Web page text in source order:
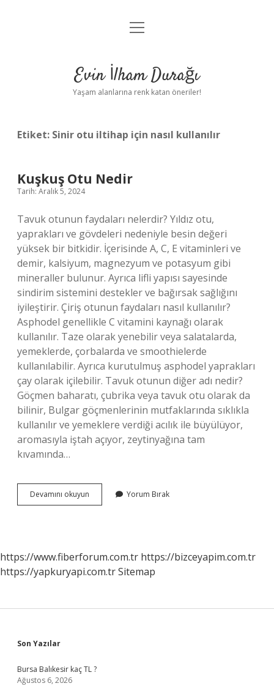
Anasayfa
Yasal Uyarı
menüyü
Evin İlham Durağı
Yaşam alanlarına renk katan öneriler!
Etiket: Sinir otu iltihap için nasıl kullanılır
Kuşkuş Otu Nedir
Tarih: Aralık 5, 2024
Tavuk otunun faydaları nelerdir? Yıldız otu,
yaprakları ve gövdeleri nedeniyle besin değeri
yüksek bir bitkidir. İçerisinde A, C, E vitaminleri ve
demir, kalsiyum, magnezyum ve potasyum gibi
mineraller bulunur. Ayrıca lifli yapısı sayesinde
sindirim sistemini destekler ve bağırsak sağlığını
iyileştirir. Çiriş otunun faydaları nasıl kullanılır?
Asphodel genellikle C vitamini kaynağı olarak
kullanılır. Taze olarak yenebilir veya salatalarda,
yemeklerde, çorbalarda ve smoothielerde
kullanılabilir. Ayrıca kurutulmuş asphodel yaprakları
çay olarak içilebilir. Tavuk otunun diğer adı nedir?
Göçmen baharatı, çubrika veya tavuk otu olarak da
bilinir, Bulgar göçmenlerinin mutfaklarında sıklıkla
kullanılır ve yemeklere verdiği acılık ile büyülüyor,
aromasıyla iştah açıyor, zeytinyağına tam
kıvamında…
Devamını okuyun
Otu
Yorum Bırak
https://www.fiberforum.com.tr https://bizceyapim.com.tr
https://yapkuryapi.com.trSitemap
Sidebar
Son Yazılar
Bursa Balıkesir kaç TL ?
Ağustos 6, 2026